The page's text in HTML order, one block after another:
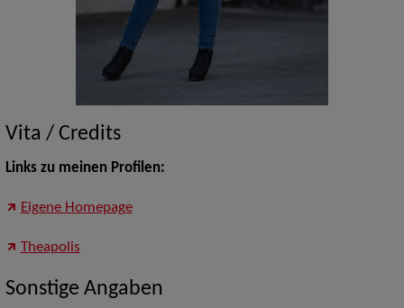
Vita / Credits
Links zu meinen Profilen:
Eigene Homepage
Theapolis
Sonstige Angaben